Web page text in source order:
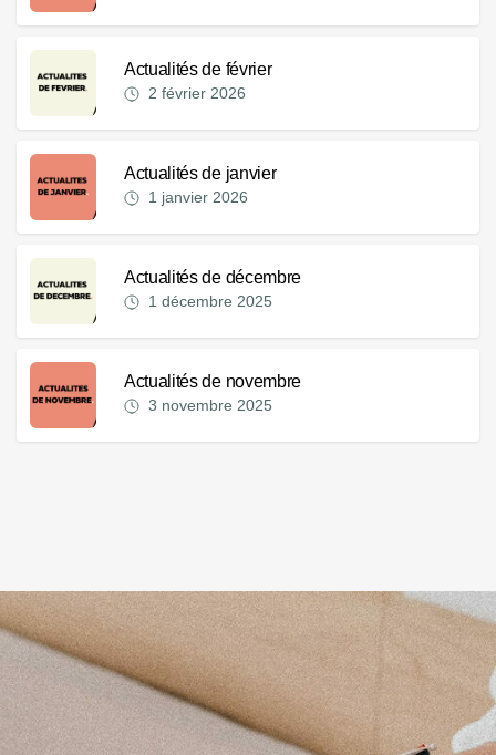
Actualités de février
2 février 2026
Actualités de janvier
1 janvier 2026
Actualités de décembre
1 décembre 2025
Actualités de novembre
3 novembre 2025